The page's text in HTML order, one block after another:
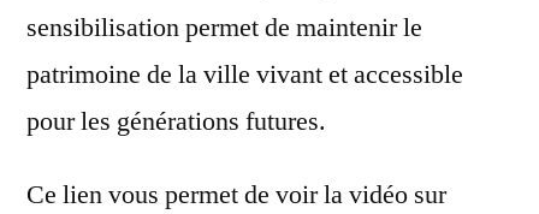
sensibilisation permet de maintenir le
patrimoine de la ville vivant et accessible
pour les générations futures.
Ce lien vous permet de voir la vidéo sur